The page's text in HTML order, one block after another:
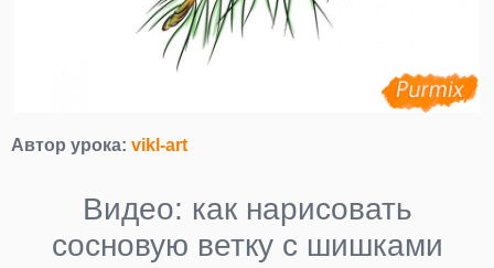
Автор урока: vikl-art
Видео: как нарисовать
сосновую ветку с шишками